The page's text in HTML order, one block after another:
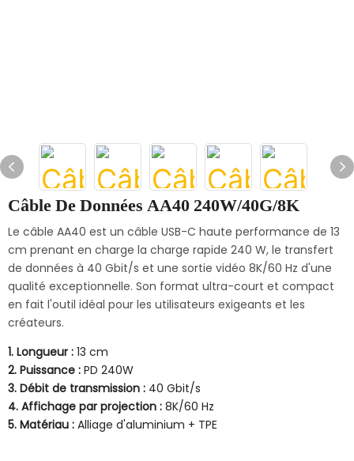
Câble De Données AA40 240W/40G/8K
Le câble AA40 est un câble USB-C haute performance de 13
cm prenant en charge la charge rapide 240 W, le transfert
de données à 40 Gbit/s et une sortie vidéo 8K/60 Hz d'une
qualité exceptionnelle. Son format ultra-court et compact
en fait l'outil idéal pour les utilisateurs exigeants et les
créateurs.
1. Longueur : 13 cm
2. Puissance : PD 240W
3. Débit de transmission : 40 Gbit/s
4. Affichage par projection : 8K/60 Hz
5. Matériau : Alliage d'aluminium + TPE